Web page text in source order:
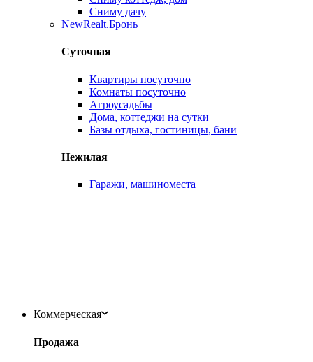
Сниму дачу
NewRealt.Бронь
Суточная
Квартиры посуточно
Комнаты посуточно
Агроусадьбы
Дома, коттеджи на сутки
Базы отдыха, гостиницы, бани
Нежилая
Гаражи, машиноместа
Коммерческая
Продажа